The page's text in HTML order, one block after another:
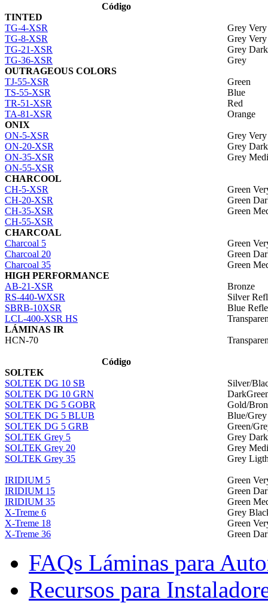
Código
TINTED
TG-4-XSR
Grey
TG-8-XSR
Grey
TG-21-XSR
Grey Dark
TG-36-XSR
Grey
OUTRAGEOUS COLORS
TJ-55-XSR
Green
TS-55-XSR
Blue
TR-51-XSR
Red
TA-81-XSR
Orange
ONIX
ON-5-XSR
Grey
ON-20-XSR
Grey Dark
ON-35-XSR
Grey
ON-55-XSR
CHARCOOL
CH-5-XSR
Green
CH-20-XSR
Green
CH-35-XSR
Green
CH-55-XSR
CHARCOAL
Charcoal 5
Green
Charcoal 20
Green
Charcoal 35
Green
HIGH PERFORMANCE
AB-21-XSR
Bronze
RS-440-WXSR
Silver
SBRB-10XSR
Blue
LCL-400-XSR HS
LÁMINAS IR
HCN-70
Código
SOLTEK
SOLTEK DG 10 SB
Silver/
SOLTEK DG 10 GRN
SOLTEK DG 5 GOBR
Gold/
SOLTEK DG 5 BLUB
Blue/Grey
SOLTEK DG 5 GRB
Green/
SOLTEK Grey 5
Grey Dark
SOLTEK Grey 20
Grey
SOLTEK Grey 35
Grey
IRIDIUM 5
Green
IRIDIUM 15
Green
IRIDIUM 35
Green
X-Treme 6
Grey
X-Treme 18
Green
X-Treme 36
Green
FAQs Láminas para
Recursos para